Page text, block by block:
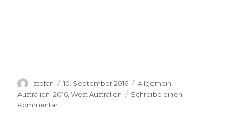
Autor
stefan
Veröffentlicht
am
10. September 2016 Kategorien
Allgemein
Australien_2016 ,West Australien
Schreibe einen
Kommentarzu